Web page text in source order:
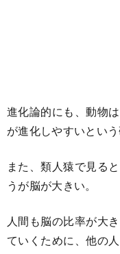
進化論的にも、動物
が進化しやすいという
また、類人猿で見る
うが脳が大きい。
人間も脳の比率が大
ていくために、他の